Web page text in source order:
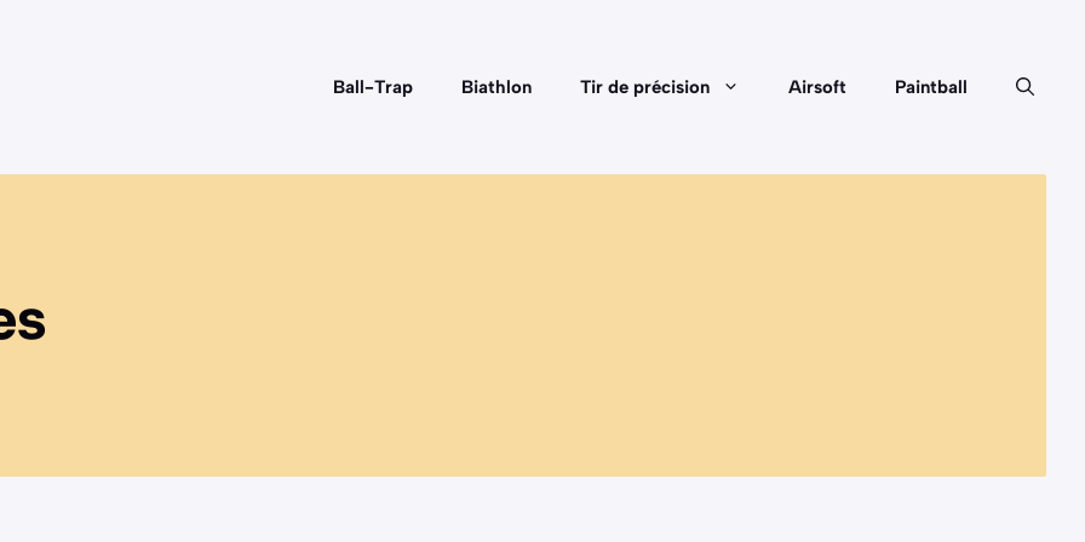
Ball-Trap Biathlon Tir de précision Airsoft Paintball